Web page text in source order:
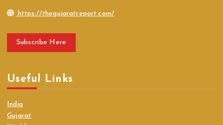
https://thegujaratreport.com/
Subscribe Here
Useful Links
India
Gujarat